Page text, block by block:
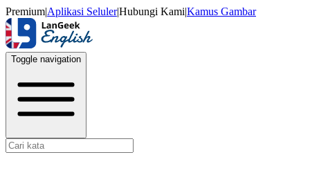
Premium|Aplikasi Seluler|Hubungi Kami|Kamus Gambar
Toggle navigation